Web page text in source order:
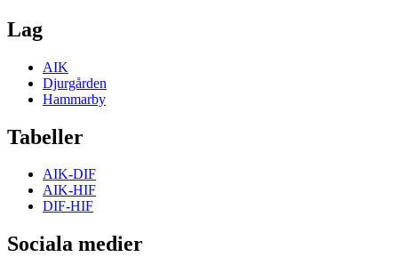
Lag
AIK
Djurgården
Hammarby
Tabeller
AIK-DIF
AIK-HIF
DIF-HIF
Sociala medier